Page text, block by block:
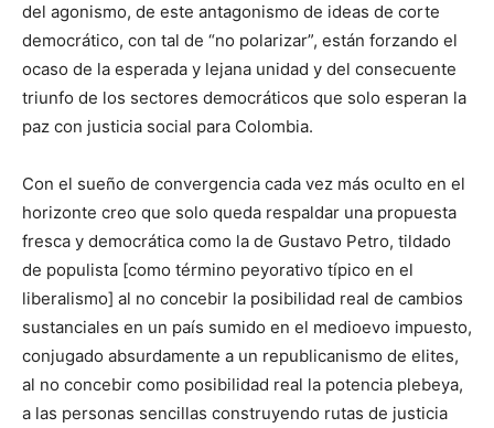
del agonismo, de este antagonismo de ideas de corte
democrático, con tal de “no polarizar”, están forzando el
ocaso de la esperada y lejana unidad y del consecuente
triunfo de los sectores democráticos que solo esperan la
paz con justicia social para Colombia.
Con el sueño de convergencia cada vez más oculto en el
horizonte creo que solo queda respaldar una propuesta
fresca y democrática como la de Gustavo Petro, tildado
de populista [como término peyorativo típico en el
liberalismo] al no concebir la posibilidad real de cambios
sustanciales en un país sumido en el medioevo impuesto,
conjugado absurdamente a un republicanismo de elites,
al no concebir como posibilidad real la potencia plebeya,
a las personas sencillas construyendo rutas de justicia